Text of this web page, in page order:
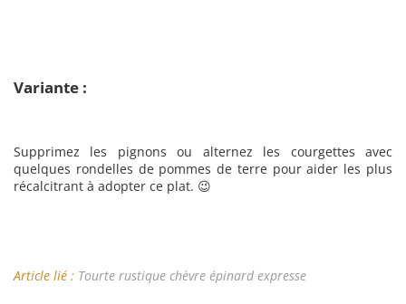
Variante :
Supprimez les pignons ou alternez les courgettes avec
quelques rondelles de pommes de terre pour aider les plus
récalcitrant à adopter ce plat. 😉
Article lié : Tourte rustique chèvre épinard expresse